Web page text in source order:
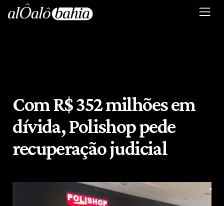
Com R$ 352 milhões em
dívida, Polishop pede
recuperação judicial